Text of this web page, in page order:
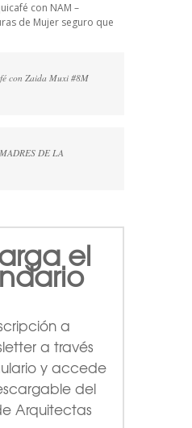
con NAM –
de Mujer seguro que
con Zaida Muxi #8M
DE LA
el
a
a través
y accede
del
Arquitectas